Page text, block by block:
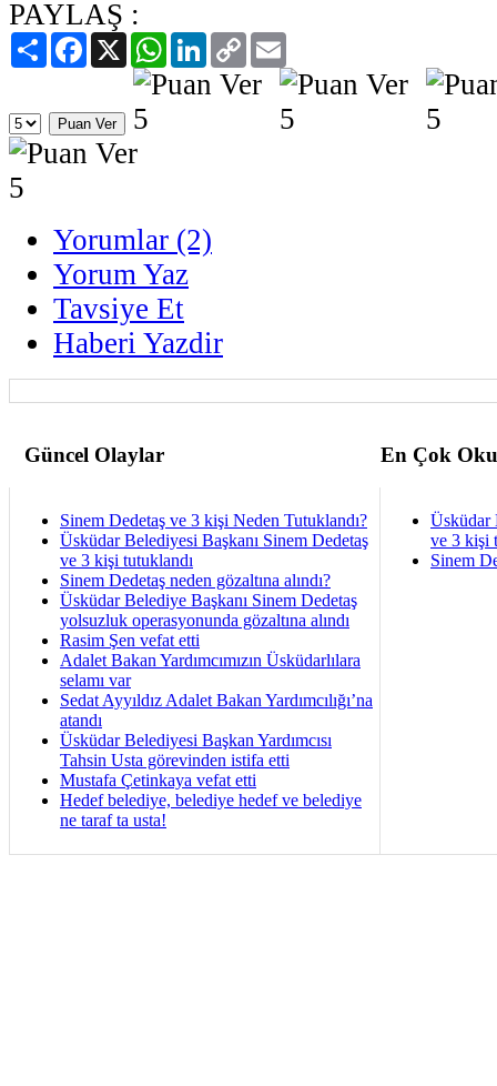
PAYLAŞ :
PaylaşFacebook
X WhatsAppLinkedIn
Copy
Link
Yorumlar (2)
Yorum Yaz
Tavsiye Et
Haberi Yazdir
Güncel Olaylar En Çok
Sinem Dedetaş ve 3 kişi Neden Tutuklandı?
Üsküdar Belediyesi Başkanı Sinem Dedetaş
ve 3 kişi tutuklandı
Sinem Dedetaş neden gözaltına alındı?
Üsküdar Belediye Başkanı Sinem Dedetaş
yolsuzluk operasyonunda gözaltına alındı
Rasim Şen vefat etti
Adalet Bakan Yardımcımızın Üsküdarlılara
selamı var
Sedat Ayyıldız Adalet Bakan Yardımcılığı’na
atandı
Üsküdar Belediyesi Başkan Yardımcısı
Tahsin Usta görevinden istifa etti
Mustafa Çetinkaya vefat etti
Hedef belediye, belediye hedef ve belediye
ne taraf ta usta!
Üsküdar
ve 3 kişi
Sinem